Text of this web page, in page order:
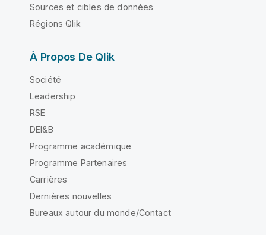
Sources et cibles de données
Régions Qlik
À Propos De Qlik
Société
Leadership
RSE
DEI&B
Programme académique
Programme Partenaires
Carrières
Dernières nouvelles
Bureaux autour du monde/Contact